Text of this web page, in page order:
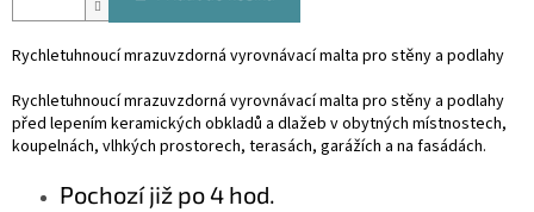
Rychletuhnoucí mrazuvzdorná vyrovnávací malta pro stěny a podlahy
Rychletuhnoucí mrazuvzdorná vyrovnávací malta pro stěny a podlahy
před lepením keramických obkladů a dlažeb v obytných místnostech,
koupelnách, vlhkých prostorech, terasách, garážích a na fasádách.
Pochozí již po 4 hod.